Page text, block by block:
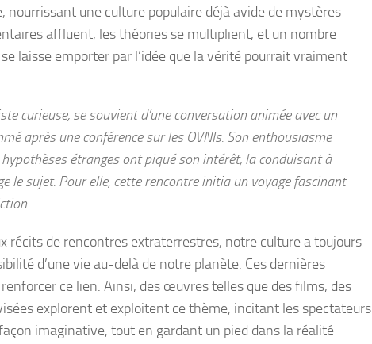
nourrissant une culture populaire déjà avide de mystères
affluent, les théories se multiplient, et un nombre
laisse emporter par l’idée que la vérité pourrait vraiment
curieuse, se souvient d’une conversation animée avec un
après une conférence sur les OVNIs. Son enthousiasme
étranges ont piqué son intérêt, la conduisant à
le sujet. Pour elle, cette rencontre initia un voyage fascinant
récits de rencontres extraterrestres, notre culture a toujours
d’une vie au-delà de notre planète. Ces dernières
ce lien. Ainsi, des œuvres telles que des films, des
explorent et exploitent ce thème, incitant les spectateurs
imaginative, tout en gardant un pied dans la réalité